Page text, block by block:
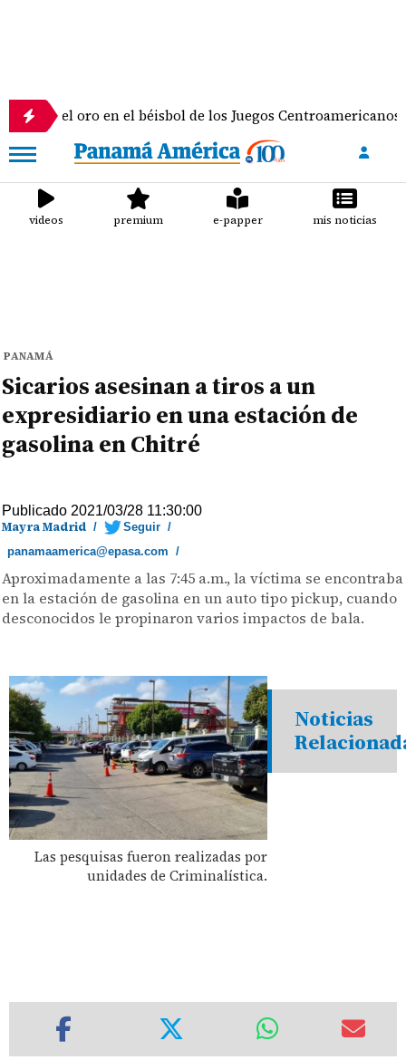
en el béisbol de los Juegos Centroamericanos y del Caribe
videos premium e-papper mis noticias
PANAMÁ
Sicarios asesinan a tiros a un
expresidiario en una estación de
gasolina en Chitré
Publicado 2021/03/28 11:30:00
Mayra Madrid / Seguir /
panamaamerica@epasa.com /
Aproximadamente a las 7:45 a.m., la víctima se encontraba
en la estación de gasolina en un auto tipo pickup, cuando
desconocidos le propinaron varios impactos de bala.
Las pesquisas fueron realizadas por
unidades de Criminalística.
Noticias